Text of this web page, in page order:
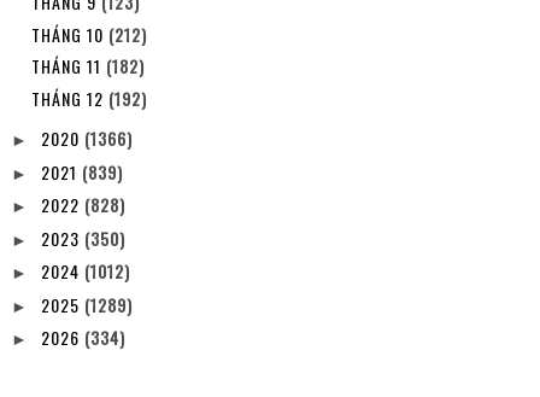
THÁNG 10 (212)
THÁNG 11 (182)
THÁNG 12 (192)
► 2020 (1366)
► 2021 (839)
► 2022 (828)
► 2023 (350)
► 2024 (1012)
► 2025 (1289)
► 2026 (334)